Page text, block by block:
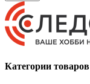
Категории товаров